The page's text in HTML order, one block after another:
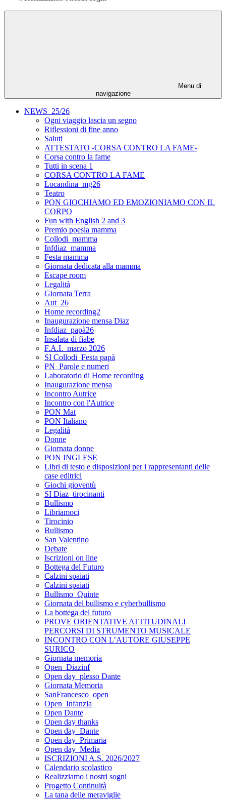
Menu di
navigazione
NEWS_25/26
Ogni viaggio lascia un segno
Riflessioni di fine anno
Saluti
ATTESTATO -CORSA CONTRO LA FAME-
Corsa contro la fame
Tutti in scena 1
CORSA CONTRO LA FAME
Locandina_mg26
Teatro
PON GIOCHIAMO ED EMOZIONIAMO CON IL
CORPO
Fun with English 2 and 3
Premio poesia mamma
Collodi_mamma
Infdiaz_mamma
Festa mamma
Giornata dedicata alla mamma
Escape room
Legalità
Giornata Terra
Aut_26
Home recording2
Inaugurazione mensa Diaz
Infdiaz_papà26
Insalata di fiabe
F.A.I._marzo 2026
SI Collodi_Festa papà
PN_Parole e numeri
Laboratorio di Home recording
Inaugurazione mensa
Incontro Autrice
Incontro con l'Autrice
PON Mat
PON Italiano
Legalità
Donne
Giornata donne
PON INGLESE
Libri di testo e disposizioni per i rappresentanti delle
case editrici
Giochi gioventù
SI Diaz_tirocinanti
Bullismo
Libriamoci
Tirocinio
Bullismo
San Valentino
Debate
Iscrizioni on line
Bottega del Futuro
Calzini spaiati
Calzini spaiati
Bullismo_Quinte
Giornata del bullismo e cyberbullismo
La bottega del futuro
PROVE ORIENTATIVE ATTITUDINALI
PERCORSI DI STRUMENTO MUSICALE
INCONTRO CON L’AUTORE GIUSEPPE
SURICO
Giornata memoria
Open_Diazinf
Open day_plesso Dante
Giornata Memoria
SanFrancesco_open
Open_Infanzia
Open Dante
Open day thanks
Open day_Dante
Open day_Primaria
Open day_Media
ISCRIZIONI A.S. 2026/2027
Calendario scolastico
Realizziamo i nostri sogni
Progetto Continuità
La tana delle meraviglie